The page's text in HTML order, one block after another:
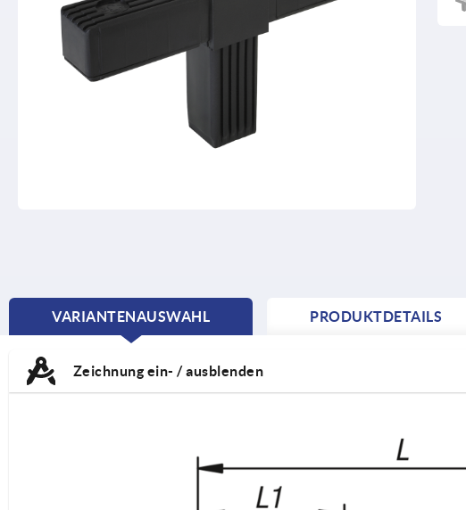
VARIANTENAUSWAHL
CURRENT
PRODUKTDETAILS
Zeichnung ein- / ausblenden